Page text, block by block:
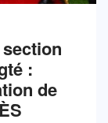
:
de